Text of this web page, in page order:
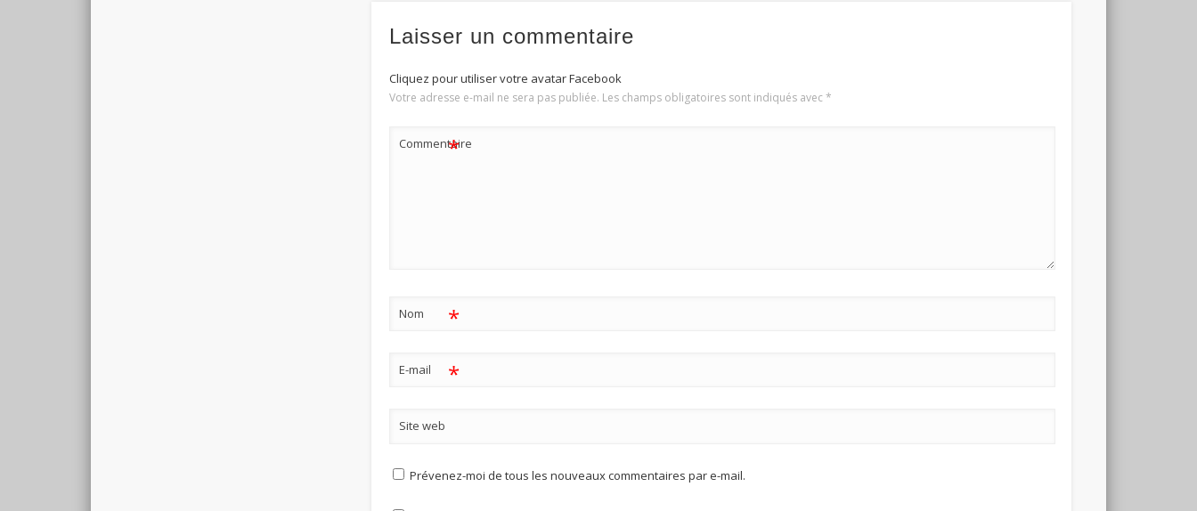
Laisser un commentaire
Cliquez pour utiliser votre avatar Facebook
Votre adresse e-mail ne sera pas publiée. Les champs obligatoires sont indiqués avec*
Commentaire
*
Nom *
E-mail *
Site web
Prévenez-moi de tous les nouveaux commentaires par e-mail.